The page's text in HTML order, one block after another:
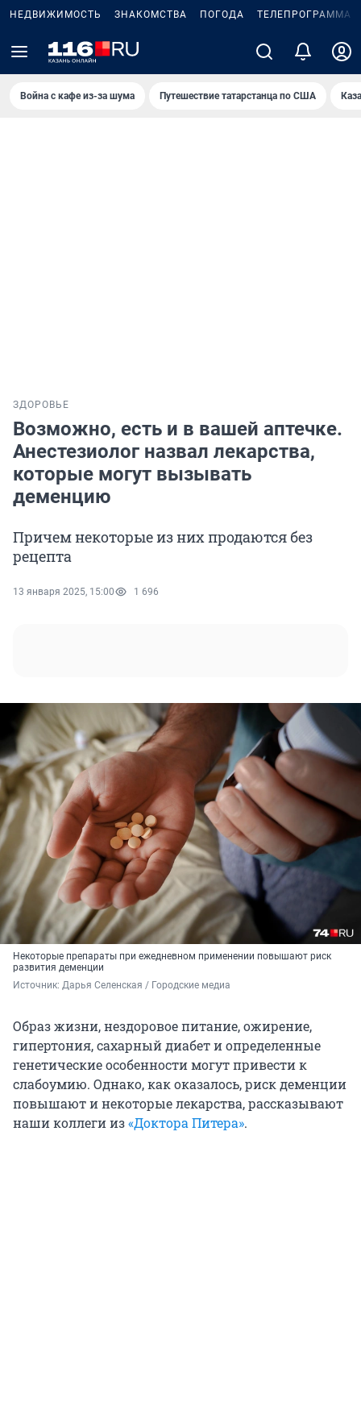
НЕДВИЖИМОСТЬ ЗНАКОМСТВА ПОГОДА ТЕЛЕПРОГРАММА
Война с кафе из-за шума Путешествие татарстанца по США
ЗДОРОВЬЕ
Возможно, есть и в вашей аптечке.
Анестезиолог назвал лекарства,
которые могут вызывать
деменцию
Причем некоторые из них продаются без
рецепта
13 января 2025, 15:00 1 696
Некоторые препараты при ежедневном применении повышают риск
развития деменции
Источник: Дарья Селенская / Городские медиа
Образ жизни, нездоровое питание, ожирение,
гипертония, сахарный диабет и определенные
генетические особенности могут привести к
слабоумию. Однако, как оказалось, риск деменции
повышают и некоторые лекарства, рассказывают
наши коллеги из«Доктора Питера».